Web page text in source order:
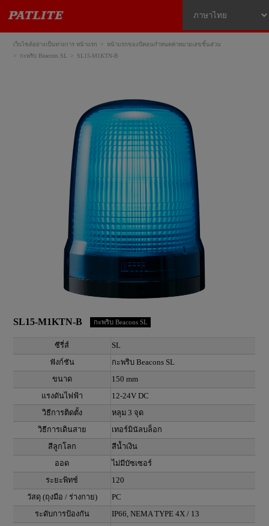
เว็บไซต์อย่างเป็นทางการ หน้าแรก
หน้าแรกของบีคอนกำหนดค่าหมายเลขชิ้นส่วน
กะพริบ Beacons SL
SL15-M1KTN-B
SL15-M1KTN-B กะพริบ Beacons SL
ซีรี่ส์
SL
ฟังก์ชัน
กะพริบ Beacons SL
ขนาด
150 mm
แรงดันไฟฟ้า
12-24V DC
วิธีการติดตั้ง
หลุม 3 จุด
วิธีการเดินสาย
เทอร์มินัลบล็อก
สีลูกโลก
สีน้ำเงิน
ออด
ไม่มีบัซเซอร์
ระยะพิทช์
120
วัสดุ (ถุงมือ / ร่างกาย)
PC
ระดับการป้องกัน
IP66, NEMA TYPE 4X / 13